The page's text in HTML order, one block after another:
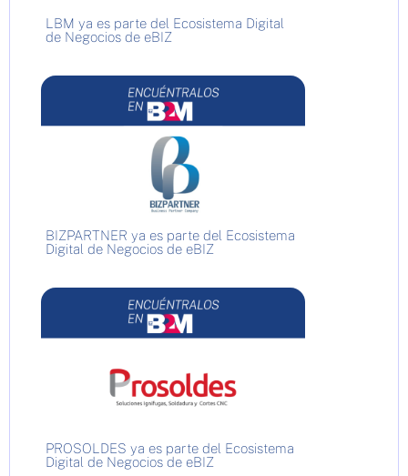
LBM ya es parte del Ecosistema Digital
de Negocios de eBIZ
BIZPARTNER ya es parte del Ecosistema
Digital de Negocios de eBIZ
PROSOLDES ya es parte del Ecosistema
Digital de Negocios de eBIZ